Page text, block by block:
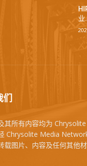
们
其所有内容均为
Chrysolite Media
载图片、内容及任何其他材